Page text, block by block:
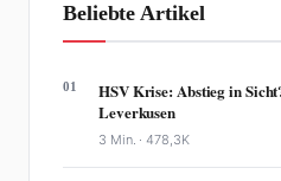
Beliebte Artikel
01
HSV Krise: Abstieg in
Leverkusen
3 Min. ·478,3K